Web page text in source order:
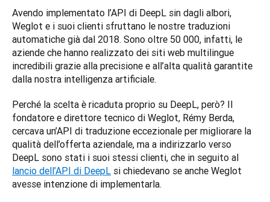
Avendo implementato l’API di DeepL sin dagli albori,
Weglot e i suoi clienti sfruttano le nostre traduzioni
automatiche già dal 2018. Sono oltre 50 000, infatti, le
aziende che hanno realizzato dei siti web multilingue
incredibili grazie alla precisione e all’alta qualità garantite
dalla nostra intelligenza artificiale.
Perché la scelta è ricaduta proprio su DeepL, però? Il
fondatore e direttore tecnico di Weglot, Rémy Berda,
cercava un’API di traduzione eccezionale per migliorare la
qualità dell’offerta aziendale, ma a indirizzarlo verso
lancio dell’API di DeepL si chiedevano se anche Weglot
avesse intenzione di implementarla.